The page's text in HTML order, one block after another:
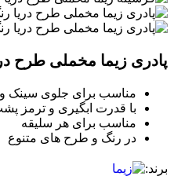
پادری زیما مخملی طرح
مناسب برای جلوی سینک
با قدرت ابگیری و ترمز
مناسب برای هر سلیقه
در رنگ و طرح های متنوع
برند: